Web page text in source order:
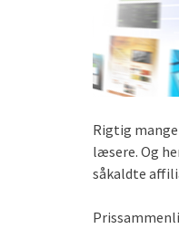
Rigtig
læsere. Og
såkaldte